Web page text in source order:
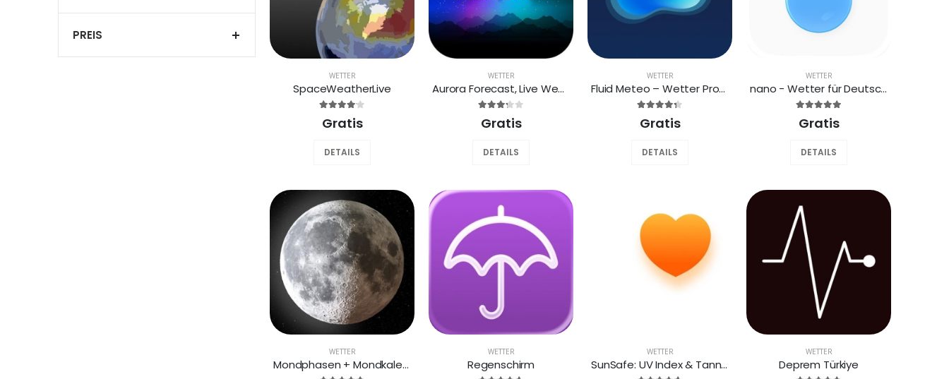
WETTER
SpaceWeatherLive
Gratis
DETAILS
WETTER
Aurora Forecast, Live Weather
Gratis
DETAILS
WETTER
Fluid Meteo – Wetter Prognosen
Gratis
DETAILS
WETTER
nano - Wetter für Deutschland
Gratis
DETAILS
WETTER
Mondphasen + Mondkalender
WETTER
Regenschirm
WETTER
SunSafe: UV Index & Tanning
WETTER
Deprem Türkiye
PREIS